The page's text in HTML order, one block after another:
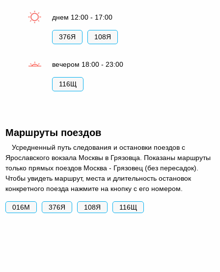
днем 12:00 - 17:00
376Я 108Я
вечером 18:00 - 23:00
116Щ
Маршруты поездов
Усредненный путь следования и остановки поездов с
Ярославского вокзала Москвы в Грязовца. Показаны маршруты
только прямых поездов Москва - Грязовец (без пересадок).
Чтобы увидеть маршрут, места и длительность остановок
конкретного поезда нажмите на кнопку с его номером.
016М 376Я 108Я 116Щ